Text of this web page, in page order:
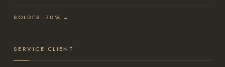
SOLDES -70% →
SERVICE CLIENT